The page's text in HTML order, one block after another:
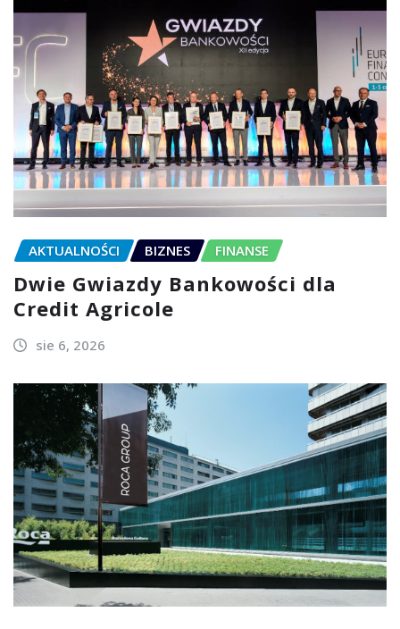
AKTUALNOŚCI BIZNES FINANSE
Dwie Gwiazdy Bankowości dla
Credit Agricole
sie 6, 2026